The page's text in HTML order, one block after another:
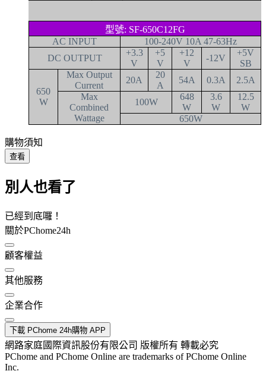
型號: SF-650C12FG
AC INPUT
100-240V 10A 47-63Hz
DC OUTPUT
+3.3
V
+5
V
+12
V
-12V
+5V
SB
650
W
Max Output
Current
20A
20
A
54A 0.3A
2.5A
Max
Combined
Wattage
100W
648
W
3.6
W
12.5
W
650W
購物須知
查看
別人也看了
已經到底囉！
關於PChome24h
顧客權益
其他服務
企業合作
下載 PChome 24h購物 APP
網路家庭國際資訊股份有限公司 版權所有 轉載必究
PChome and PChome Online are trademarks of PChome Online
Inc.